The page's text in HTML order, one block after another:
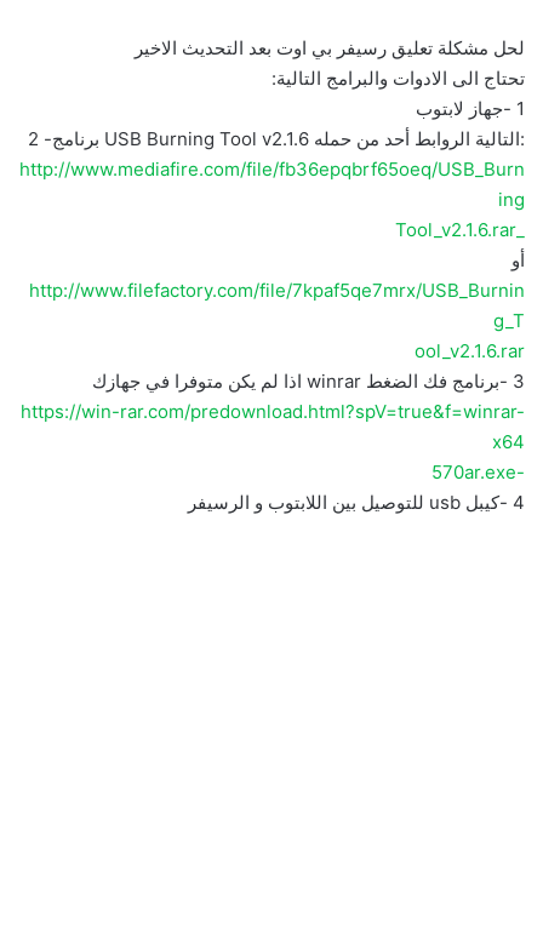
لحل مشكلة تعلیق رسیفر بي اوت بعد التحدیث الاخیر
تحتاج الى الادوات والبرامج التالیة:
1 -جهاز لابتوب
:التالیة الروابط أحد من حمله USB Burning Tool v2.1.6 برنامج- 2
http://www.mediafire.com/file/fb36epqbrf65oeq/USB_Burn
ing
أو
http://www.filefactory.com/file/7kpaf5qe7mrx/USB_Burnin
g_T
ool_v2.1.6.rar
3 -برنامج فك الضغط winrar اذا لم یكن متوفرا في جهازك
https://win-rar.com/predownload.html?spV=true&f=winrar-
x64
-570ar.exe
4 -كیبل usb للتوصیل بین اللابتوب و الرسیفر